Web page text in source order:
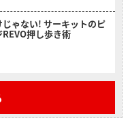
ゃない! サーキットのピ
押し歩き術